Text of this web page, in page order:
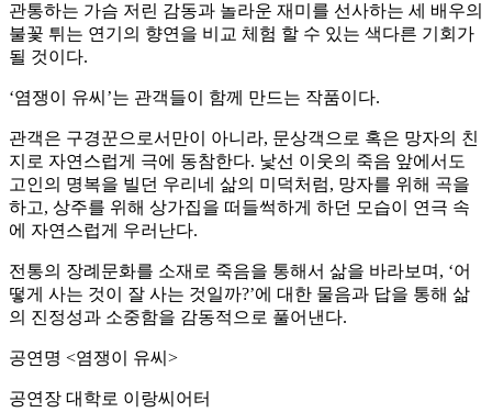
관통하는 가슴 저린 감동과 놀라운 재미를 선사하는 세 배우의
불꽃 튀는 연기의 향연을 비교 체험 할 수 있는 색다른 기회가
될 것이다.
‘염쟁이 유씨’는 관객들이 함께 만드는 작품이다.
관객은 구경꾼으로서만이 아니라, 문상객으로 혹은 망자의 친
지로 자연스럽게 극에 동참한다. 낯선 이웃의 죽음 앞에서도
고인의 명복을 빌던 우리네 삶의 미덕처럼, 망자를 위해 곡을
하고, 상주를 위해 상가집을 떠들썩하게 하던 모습이 연극 속
에 자연스럽게 우러난다.
전통의 장례문화를 소재로 죽음을 통해서 삶을 바라보며, ‘어
떻게 사는 것이 잘 사는 것일까?’에 대한 물음과 답을 통해 삶
의 진정성과 소중함을 감동적으로 풀어낸다.
공연명 <염쟁이 유씨>
공연장 대학로 이랑씨어터